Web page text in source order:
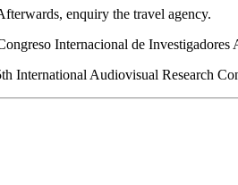
enquiry the travel agency.
Internacional de Investigadores
International Audiovisual Research